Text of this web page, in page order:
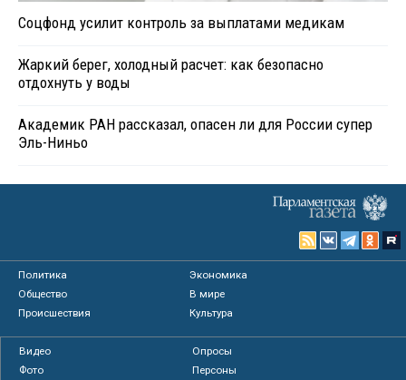
Соцфонд усилит контроль за выплатами медикам
Жаркий берег, холодный расчет: как безопасно
отдохнуть у воды
Академик РАН рассказал, опасен ли для России супер
Эль-Ниньо
Политика
Экономика
Общество
В мире
Происшествия
Культура
Видео
Опросы
Фото
Персоны